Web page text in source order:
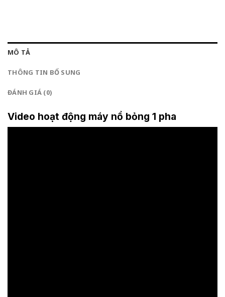
MÔ TẢ
THÔNG TIN BỔ SUNG
ĐÁNH GIÁ (0)
Video hoạt động máy nổ bỏng 1 pha